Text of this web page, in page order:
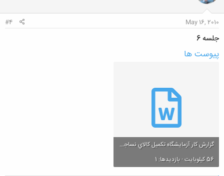
ا
May 16, 2010
#4
جلسه 6
پیوست ها
گزارش کار آزمايشگاه تکميل کالاي نساجي(جلسه ششم).doc
56 کیلوبایت · بازدیدها: 1